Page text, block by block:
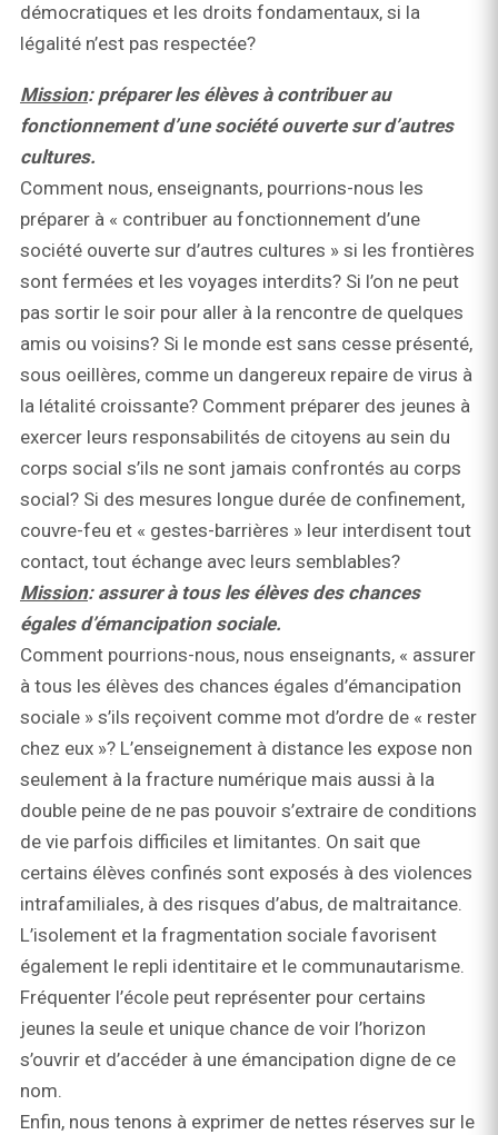
démocratiques et les droits fondamentaux, si la
légalité n’est pas respectée?
Mission: préparer les élèves à contribuer au
fonctionnement d’une société ouverte sur d’autres
cultures.
Comment nous, enseignants, pourrions-nous les
préparer à « contribuer au fonctionnement d’une
société ouverte sur d’autres cultures » si les frontières
sont fermées et les voyages interdits? Si l’on ne peut
pas sortir le soir pour aller à la rencontre de quelques
amis ou voisins? Si le monde est sans cesse présenté,
sous oeillères, comme un dangereux repaire de virus à
la létalité croissante? Comment préparer des jeunes à
exercer leurs responsabilités de citoyens au sein du
corps social s’ils ne sont jamais confrontés au corps
social? Si des mesures longue durée de confinement,
couvre-feu et « gestes-barrières » leur interdisent tout
contact, tout échange avec leurs semblables?
Mission: assurer à tous les élèves des chances
égales d’émancipation sociale.
Comment pourrions-nous, nous enseignants, « assurer
à tous les élèves des chances égales d’émancipation
sociale » s’ils reçoivent comme mot d’ordre de « rester
chez eux »? L’enseignement à distance les expose non
seulement à la fracture numérique mais aussi à la
double peine de ne pas pouvoir s’extraire de conditions
de vie parfois difficiles et limitantes. On sait que
certains élèves confinés sont exposés à des violences
intrafamiliales, à des risques d’abus, de maltraitance.
L’isolement et la fragmentation sociale favorisent
également le repli identitaire et le communautarisme.
Fréquenter l’école peut représenter pour certains
jeunes la seule et unique chance de voir l’horizon
s’ouvrir et d’accéder à une émancipation digne de ce
nom.
Enfin, nous tenons à exprimer de nettes réserves sur le